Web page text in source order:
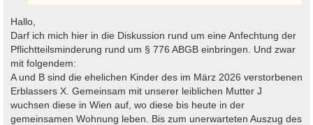
Hallo,
Darf ich mich hier in die Diskussion rund um eine Anfechtung der
Pflichtteilsminderung rund um § 776 ABGB einbringen. Und zwar
mit folgendem:
A und B sind die ehelichen Kinder des im März 2026 verstorbenen
Erblassers X. Gemeinsam mit unserer leiblichen Mutter J
wuchsen diese in Wien auf, wo diese bis heute in der
gemeinsamen Wohnung leben. Bis zum unerwarteten Auszug des